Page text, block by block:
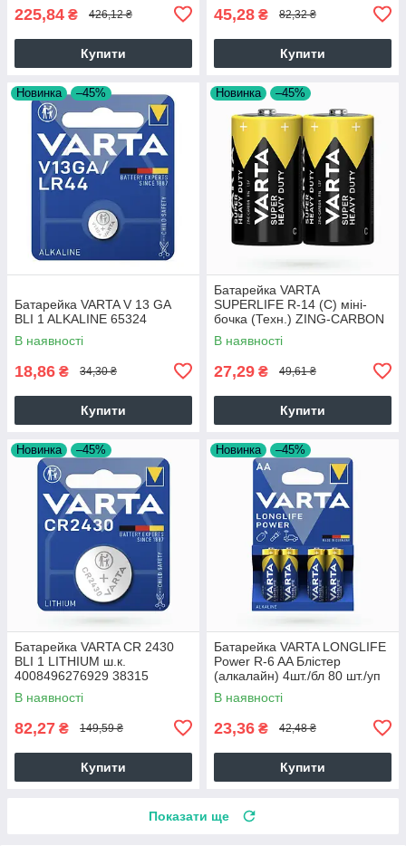
225,84 ₴ 426,12 ₴
Купити
45,28 ₴ 82,32 ₴
Купити
Новинка –45%
Батарейка VARTA V 13 GA
BLI 1 ALKALINE 65324
В наявності
18,86 ₴ 34,30 ₴
Купити
Новинка –45%
Батарейка VARTA
SUPERLIFE R-14 (C) міні-
бочка (Техн.) ZING-CARBON
2 шт./бл. ш.к.4008496556502
19824
В наявності
27,29 ₴ 49,61 ₴
Купити
Новинка –45%
Батарейка VARTA CR 2430
BLI 1 LITHIUM ш.к.
4008496276929 38315
В наявності
82,27 ₴ 149,59 ₴
Купити
Новинка –45%
Батарейка VARTA LONGLIFE
Power R-6 AA Блістер
(алкалайн) 4шт./бл 80 шт./уп
ш.к.4008496559435
В наявності
23,36 ₴ 42,48 ₴
Купити
Показати ще